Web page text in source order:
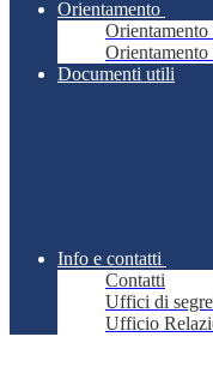
Orientamento
Orientamento
Orientamento
Documenti utili
Info e contatti
Contatti
Uffici di
Ufficio